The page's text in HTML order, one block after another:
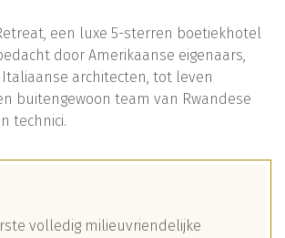
een luxe 5-sterren boetiekhotel
door Amerikaanse eigenaars,
architecten, tot leven
buitengewoon team van Rwandese
technici.
volledig milieuvriendelijke